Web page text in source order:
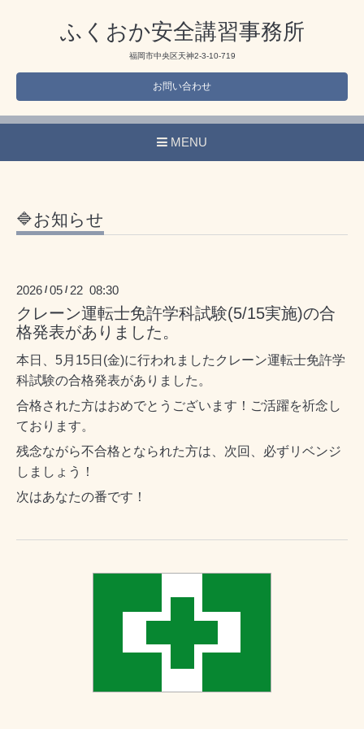
ふくおか安全講習事務所
福岡市中央区天神2-3-10-719
お問い合わせ
MENU
🔷お知らせ
2026 /05 / 22 08:30
クレーン運転士免許学科試験(5/15実施)の合
格発表がありました。
本日、5月15日(金)に行われましたクレーン運転士免許学
科試験の合格発表がありました。
合格された方はおめでとうございます！ ご活躍を祈念し
ております。
残念ながら不合格となられた方は、次回、必ずリベンジ
しましょう！
次はあなたの番です！